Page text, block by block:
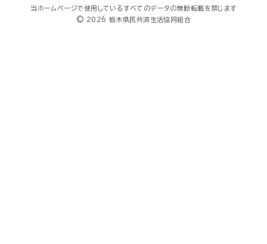
当ホームページで使用しているすべてのデータの無断転載を禁じます
© 2026 栃木県民共済生活協同組合